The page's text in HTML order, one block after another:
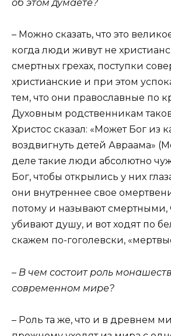
об этом думаете?
– Можно сказать, что это
когда люди живут не
смертных грехах, поступки
христианские и при этом
тем, что они православные по
Духовным родственникам
Христос сказал: «Может Бог из
воздвигнуть детей Авраама»
деле такие люди абсолютно
Бог, чтобы открылись у них
они внутреннее свое
потому и называют смертными,
убивают душу, и вот ходят по
скажем по-гоголевски,
– В чем состоит роль
современном мире?
– Роль та же, что и в древнем